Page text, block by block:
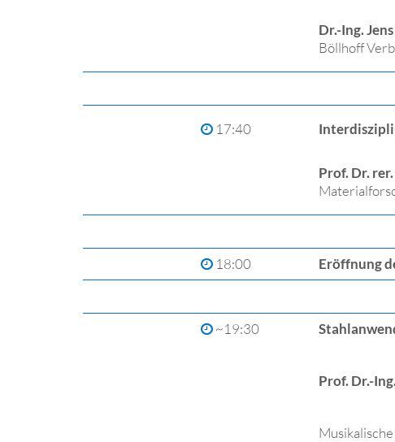
Dr.-Ing.
Böllhoff
17:40
Prof. Dr.
18:00 Eröffnung
~19:30
Prof. Dr.-